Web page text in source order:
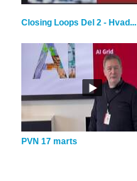
Closing Loops Del 2 - Hvad...
PVN 17 marts